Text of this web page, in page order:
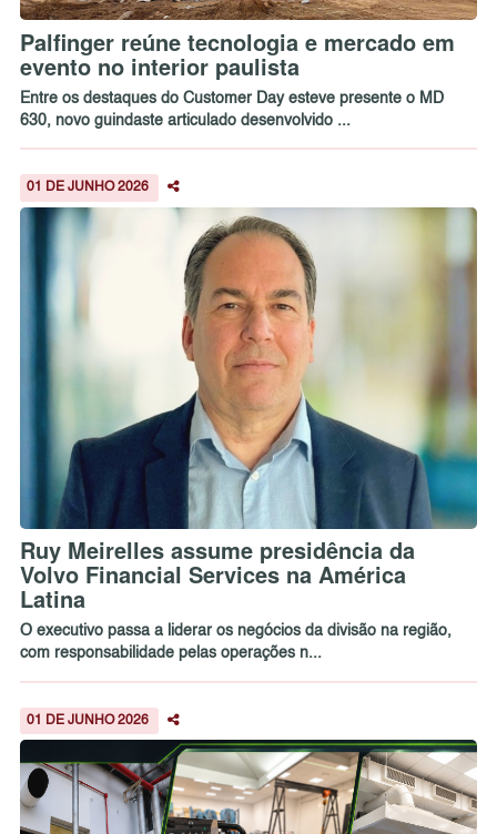
Palfinger reúne tecnologia e mercado em
evento no interior paulista
Entre os destaques do Customer Day esteve presente o MD
630, novo guindaste articulado desenvolvido ...
01 DE JUNHO 2026
Ruy Meirelles assume presidência da
Volvo Financial Services na América
Latina
O executivo passa a liderar os negócios da divisão na região,
com responsabilidade pelas operações n...
01 DE JUNHO 2026